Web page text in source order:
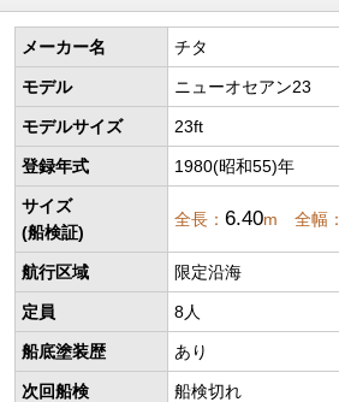
メーカー名 チタ
モデル ニューオセアン23
モデルサイズ 23ft
登録年式 1980(昭和55)年
サイズ
(船検証)
全長： 6.40m 全幅：
航行区域 限定沿海
定員 8人
船底塗装歴 あり
次回船検 船検切れ